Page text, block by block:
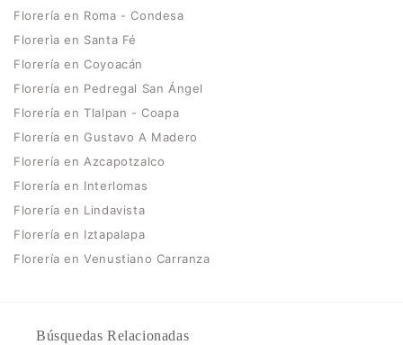
Florería en Roma - Condesa
Florerìa en Santa Fé
Florería en Coyoacán
Florería en Pedregal San Ángel
Florería en Tlalpan - Coapa
Florería en Gustavo A Madero
Florería en Azcapotzalco
Florería en Interlomas
Florería en Lindavista
Florería en Iztapalapa
Florería en Venustiano Carranza
Búsquedas Relacionadas